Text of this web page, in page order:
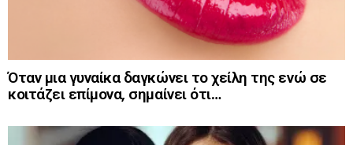
Όταν μια γυναίκα δαγκώνει το χείλη της ενώ σε
κοιτάζει επίμονα, σημαίνει ότι…